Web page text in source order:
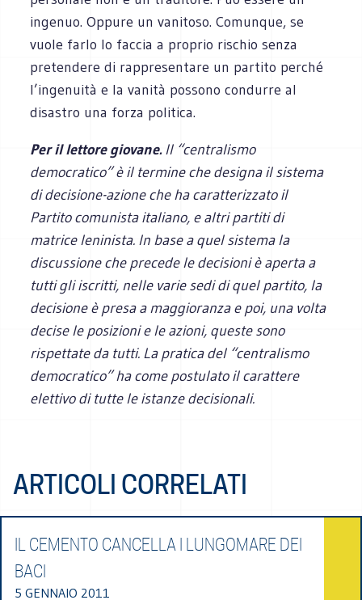
ingenuo. Oppure un vanitoso. Comunque, se
vuole farlo lo faccia a proprio rischio senza
pretendere di rappresentare un partito perché
l’ingenuità e la vanità possono condurre al
disastro una forza politica.
Per il lettore giovane.Il “centralismo
democratico” è il termine che designa il sistema
di decisione-azione che ha caratterizzato il
Partito comunista italiano, e altri partiti di
matrice leninista. In base a quel sistema la
discussione che precede le decisioni è aperta a
tutti gli iscritti, nelle varie sedi di quel partito, la
decisione è presa a maggioranza e poi, una volta
decise le posizioni e le azioni, queste sono
rispettate da tutti. La pratica del “centralismo
democratico” ha come postulato il carattere
elettivo di tutte le istanze decisionali.
ARTICOLI CORRELATI
IL CEMENTO CANCELLA I LUNGOMARE DEI
BACI
5 GENNAIO 2011